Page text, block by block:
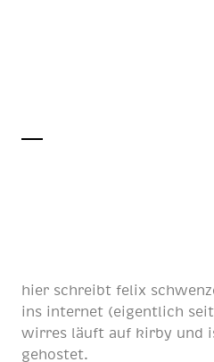
hier schreibt felix
ins internet (eigentlich
wirres läuft auf kirby und
gehostet.